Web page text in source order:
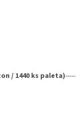
/ 1440 ks paleta)-----